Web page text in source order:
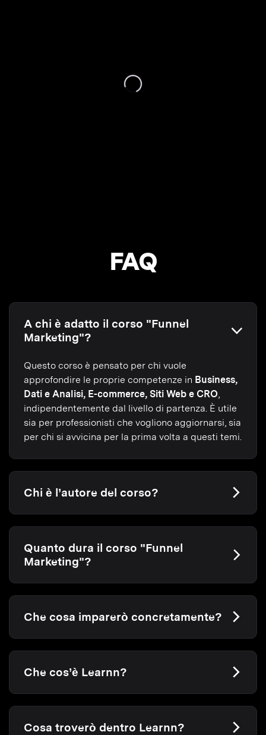
FAQ
A chi è adatto il corso "Funnel
Marketing"?
Questo corso è pensato per chi vuole
approfondire le proprie competenze in Business,
Dati e Analisi, E-commerce, Siti Web e CRO
indipendentemente dal livello di partenza. È utile
sia per professionisti che vogliono aggiornarsi, sia
per chi si avvicina per la prima volta a questi temi.
Chi è l’autore del corso?
Quanto dura il corso "Funnel
Marketing"?
Che cosa imparerò concretamente?
Che cos’è Learnn?
Cosa troverò dentro Learnn?